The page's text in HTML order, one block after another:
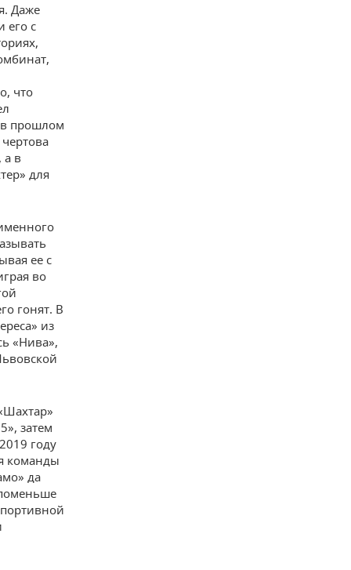
Даже
его с
что
прошлом
а в
для
ее с
во
гонят. В
из
«Нива»,
затем
году
команды
да